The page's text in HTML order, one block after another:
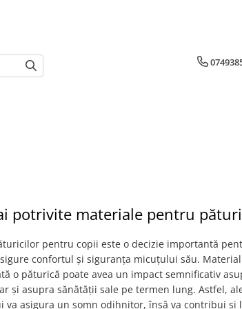
potrivite materiale pentru
pentru copii este o decizie importantă
confortul și siguranța micuțului său.
o păturică poate avea un impact semnificativ
și asupra sănătății sale pe termen lung. Astfel,
va asigura un somn odihnitor, însă va contribui și